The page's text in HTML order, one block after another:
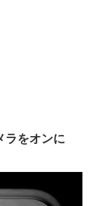
ラをオンに